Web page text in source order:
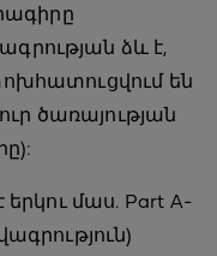
ձև է,
են
ծառայության
երկու մաս. Part A-